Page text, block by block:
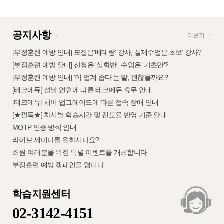
공지사항 더보기
[부정훈련 예방 안내] 모집은'베테랑' 강사, 실제수업은'초보' 강사?
[부정훈련 예방 안내] 신청은 '심화반', 수업은 '기초만'?
[부정훈련 예방 안내] '이 업계 좁다'는 말, 괜찮을까요?
[테크에듀] 설날 연휴에 따른 테크에듀 휴무 안내
[테크에듀] 서버 업그레이드에 따른 접속 장애 안내
[★필독★] 차시별 학습시간 및 진도율 반영 기준 안내
MOTP 인증 방식 안내
라이브 세미나를 원하시나요?
회원 여러분을 위한 특별 이벤트를 개최합니다
부정훈련 예방 캠페인을 엽니다
학습지원센터
02-3142-4151